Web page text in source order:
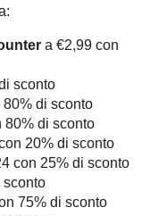
a €2,99 con
sconto
di sconto
80% di sconto
20% di sconto
con 25% di sconto
sconto
75% di sconto